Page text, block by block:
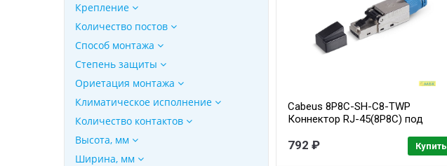
Крепление
Количество постов
Способ монтажа
Степень защиты
Ориетация монтажа
Климатическое исполнение
Количество контактов
Высота, мм
Ширина, мм
Cabeus 8P8C-SH-C8-TWP
Коннектор RJ-45(8P8C) под
экранированный, со вставкой
792 ₽ Купить